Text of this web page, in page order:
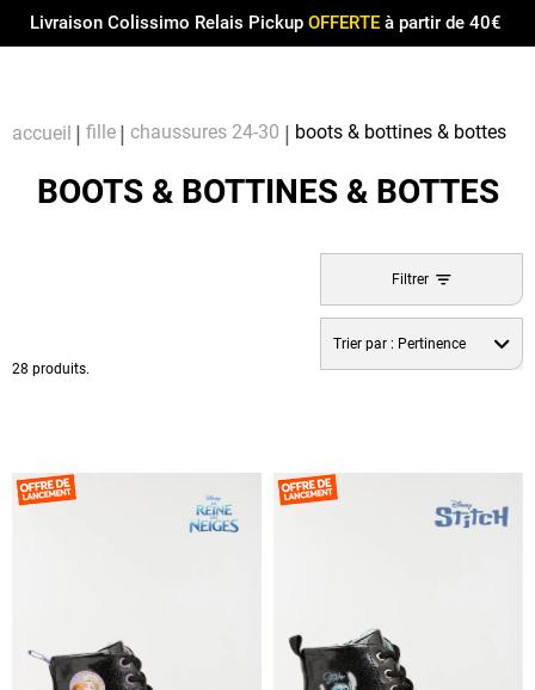
Livraison Colissimo Relais Pickup OFFERTEà partir de 40€
accueil fille chaussures 24-30 boots & bottines & bottes
BOOTS & BOTTINES & BOTTES
28 produits.
Filtrer
Trier par : Pertinence